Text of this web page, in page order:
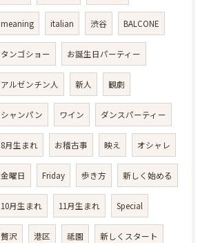
meaning italian 渋谷 BALCONE
タンゴショー お誕生日パーティー
アルゼンチン人 新人 観劇
シャンパン ワイン ダンスパーティー
8月生まれ お稽古事 映え オシャレ
金曜日 Friday 歩き方 新しく始める
10月生まれ 11月生まれ Special
贅沢 港区 祗園 新しくスタート